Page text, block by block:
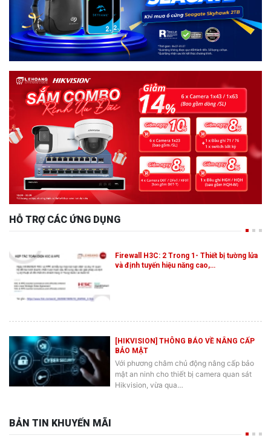
HỖ TRỢ CÁC ỨNG DỤNG
và định tuyến hiệu năng cao,…
BẢO MẬT
Với phương châm chủ động nâng cấp bảo
mật an ninh cho thiết bị camera quan sát
Hikvision, vừa qua…
BẢN TIN KHUYẾN MÃI